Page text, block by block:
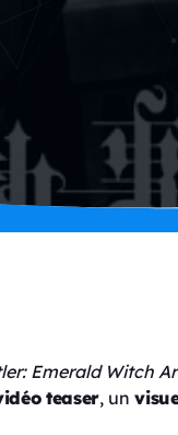
Emerald Witch
teaser, un